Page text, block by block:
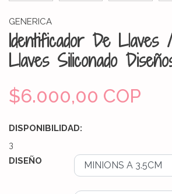
GENERICA
Identificador De
Llaves Siliconado
$6.000,00 COP
DISPONIBILIDAD:
3
DISEÑO